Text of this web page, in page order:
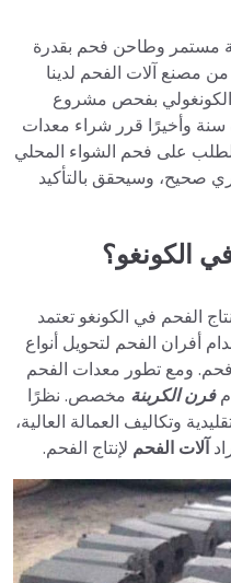
مستمر وطاحن فحم بقدرة
كجم/ساعة من مصنع آلات الفحم لدينا
الكونغولي بفحص مشروع
وأخيرًا قرر شراء معدات
على فحم الشواء المحلي
صحيح، وسيحقق بالتأكيد
الكونغو؟
الفحم في الكونغو تعتمد
أفران الفحم لتحويل أنواع
ومع تطور معدات الفحم
فرن الكربنة مخصص. نظرًا
وتكاليف العمالة العالية،
آلات الفحم لإنتاج الفحم.